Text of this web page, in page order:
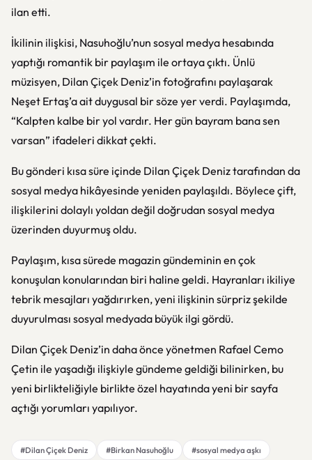
ilan etti.
İkilinin ilişkisi, Nasuhoğlu’nun sosyal medya hesabında
yaptığı romantik bir paylaşım ile ortaya çıktı. Ünlü
müzisyen, Dilan Çiçek Deniz’in fotoğrafını paylaşarak
Neşet Ertaş’a ait duygusal bir söze yer verdi. Paylaşımda,
“Kalpten kalbe bir yol vardır. Her gün bayram bana sen
varsan” ifadeleri dikkat çekti.
Bu gönderi kısa süre içinde Dilan Çiçek Deniz tarafından da
sosyal medya hikâyesinde yeniden paylaşıldı. Böylece çift,
ilişkilerini dolaylı yoldan değil doğrudan sosyal medya
üzerinden duyurmuş oldu.
Paylaşım, kısa sürede magazin gündeminin en çok
konuşulan konularından biri haline geldi. Hayranları ikiliye
tebrik mesajları yağdırırken, yeni ilişkinin sürpriz şekilde
duyurulması sosyal medyada büyük ilgi gördü.
Dilan Çiçek Deniz’in daha önce yönetmen Rafael Cemo
Çetin ile yaşadığı ilişkiyle gündeme geldiği bilinirken, bu
yeni birlikteliğiyle birlikte özel hayatında yeni bir sayfa
açtığı yorumları yapılıyor.
#Dilan Çiçek Deniz #Birkan Nasuhoğlu
#sosyal medya aşkı